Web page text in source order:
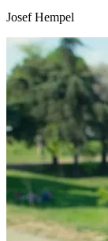
Josef Hempel